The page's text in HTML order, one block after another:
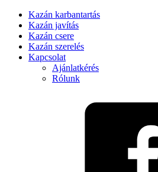
Kazán karbantartás
Kazán javítás
Kazán csere
Kazán szerelés
Kapcsolat
Ajánlatkérés
Rólunk